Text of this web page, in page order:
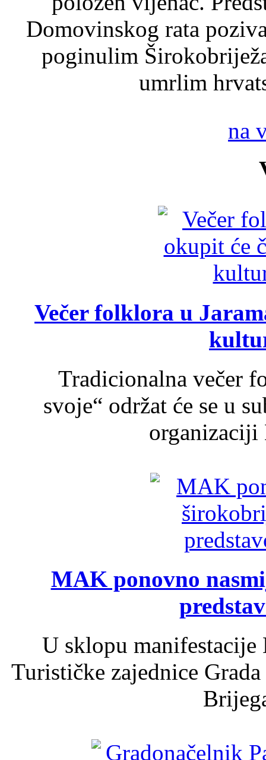
Domovinskog rata
poginulim
umrlim
na
Večer folklora u
Tradicionalna večer
svoje“ održat će se u
organizaciji
MAK ponovno
U sklopu
Turističke zajednice